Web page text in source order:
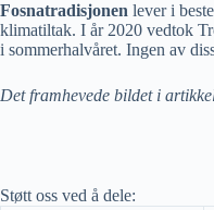
Fosnatradisjonen lever i
klimatiltak. I år 2020 vedtok
i sommerhalvåret. Ingen av
Det framhevede bildet i
Støtt oss ved å dele: